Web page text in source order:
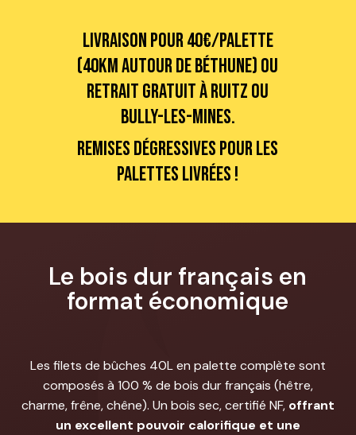
Livraison pour 40€/palette
(40km autour de Béthune) ou
retrait gratuit à Ruitz ou
Bully-les-Mines.
Remises dégressives pour les
palettes livrées !
Le bois dur français en
format économique
Les filets de bûches 40L en palette complète sont
composés à 100 % de bois dur français (hêtre,
charme, frêne, chêne). Un bois sec, certifié NF, offrant
un excellent pouvoir calorifique et une